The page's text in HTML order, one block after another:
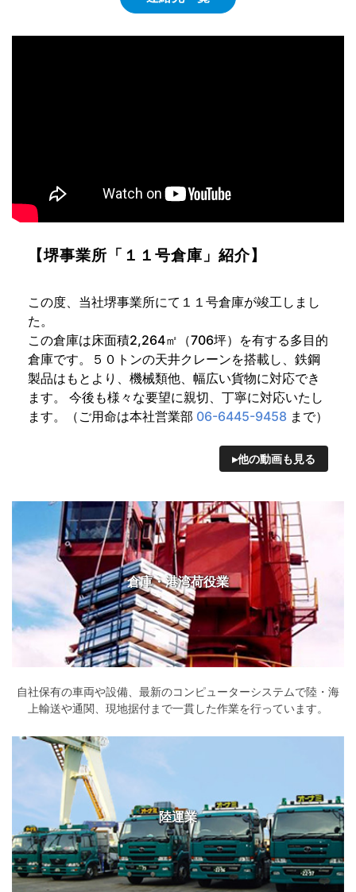
【堺事業所「１１号倉庫」紹介】
この度、当社堺事業所にて１１号倉庫が竣工しまし
た。
この倉庫は床面積2,264㎡（706坪）を有する多目的
倉庫です。５０トンの天井クレーンを搭載し、鉄鋼
製品はもとより、機械類他、幅広い貨物に対応でき
ます。 今後も様々な要望に親切、丁寧に対応いたし
ます。（ご用命は本社営業部 06-6445-9458 まで）
▸他の動画も見る
倉庫・港湾荷役業
自社保有の車両や設備、最新のコンピューターシステムで陸・海
上輸送や通関、現地据付まで一貫した作業を行っています。
陸運業